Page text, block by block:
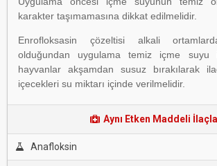
karakter taşımamasına dikkat edilmelidir.
Enrofloksasin çözeltisi alkali
olduğundan uygulama temiz içme suyu
hayvanlar akşamdan susuz bırakılarak
içecekleri su miktarı içinde verilmelidir.
Aynı Etken Maddeli
Anafloksin